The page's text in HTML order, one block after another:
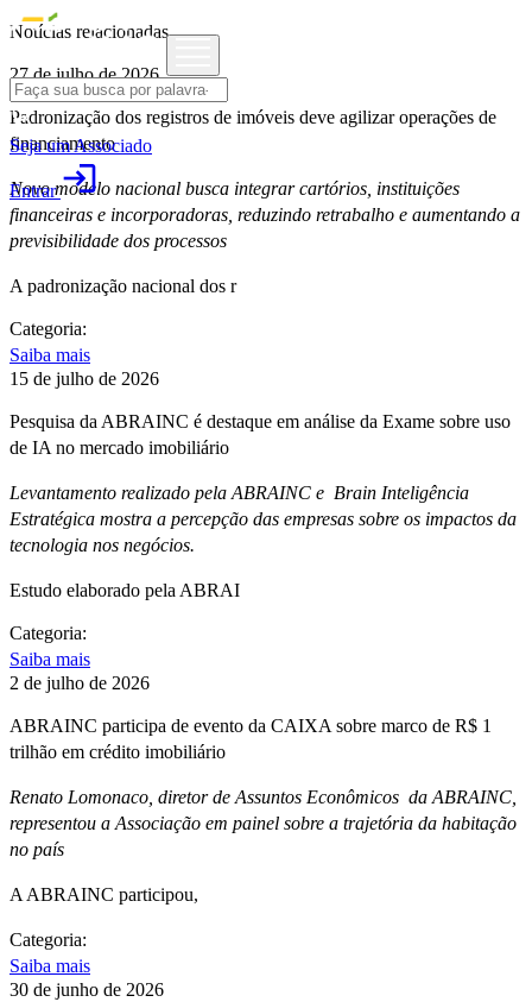
Seja um Associado
Entrarlogin
Notícias relacionadas
27 de julho de 2026
Padronização dos registros de imóveis deve agilizar operações de
financiamento
Novo modelo nacional busca integrar cartórios, instituições
financeiras e incorporadoras, reduzindo retrabalho e aumentando a
previsibilidade dos processos
A padronização nacional dos r
Categoria:
Saiba mais
15 de julho de 2026
Pesquisa da ABRAINC é destaque em análise da Exame sobre uso
de IA no mercado imobiliário
Levantamento realizado pela ABRAINC e Brain Inteligência
Estratégica mostra a percepção das empresas sobre os impactos da
tecnologia nos negócios.
Estudo elaborado pela ABRAI
Categoria:
Saiba mais
2 de julho de 2026
ABRAINC participa de evento da CAIXA sobre marco de R$ 1
trilhão em crédito imobiliário
Renato Lomonaco, diretor de Assuntos Econômicos da ABRAINC,
representou a Associação em painel sobre a trajetória da habitação
no país
A ABRAINC participou,
Categoria:
Saiba mais
30 de junho de 2026